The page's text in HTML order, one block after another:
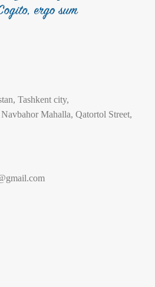
Tashkent city,
Mahalla, Qatortol Street,